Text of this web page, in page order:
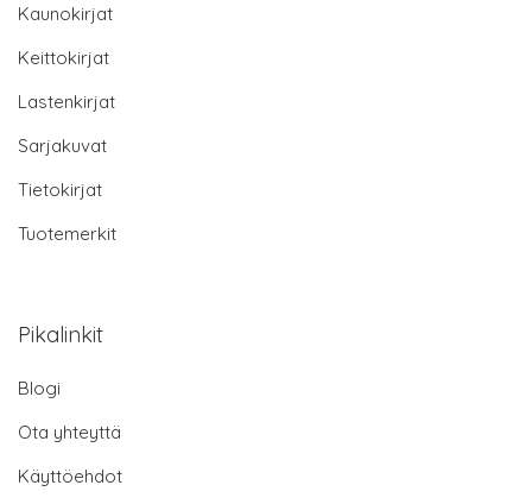
Kaunokirjat
Keittokirjat
Lastenkirjat
Sarjakuvat
Tietokirjat
Tuotemerkit
Pikalinkit
Blogi
Ota yhteyttä
Käyttöehdot